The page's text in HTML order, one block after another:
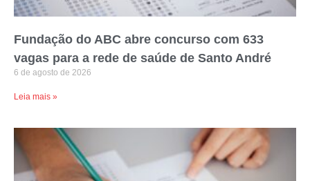
Fundação do ABC abre concurso com 633
vagas para a rede de saúde de Santo André
6 de agosto de 2026
Leia mais »